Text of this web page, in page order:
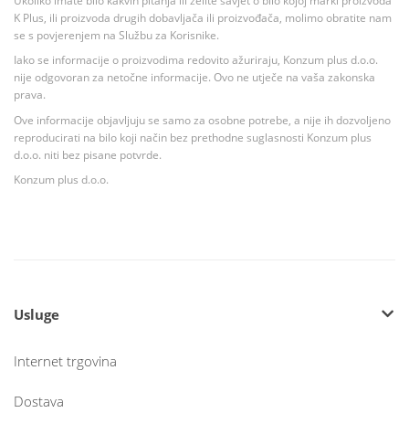
K Plus, ili proizvoda drugih dobavljača ili proizvođača, molimo obratite nam
se s povjerenjem na Službu za Korisnike.
Iako se informacije o proizvodima redovito ažuriraju, Konzum plus d.o.o.
nije odgovoran za netočne informacije. Ovo ne utječe na vaša zakonska
prava.
Ove informacije objavljuju se samo za osobne potrebe, a nije ih dozvoljeno
reproducirati na bilo koji način bez prethodne suglasnosti Konzum plus
d.o.o. niti bez pisane potvrde.
Konzum plus d.o.o.
Usluge
Internet trgovina
Dostava